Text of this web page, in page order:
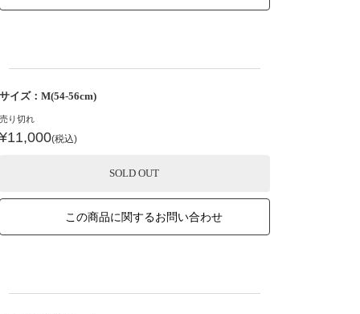
イズ：M(54-56cm)
り切れ
(税込)
SOLD OUT
この商品に関するお問い合わせ